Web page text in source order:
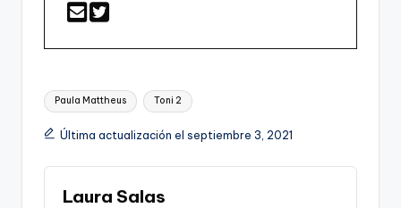
Etiquetas:
Paula Mattheus Toni 2
Última actualización el septiembre 3, 2021
Laura Salas